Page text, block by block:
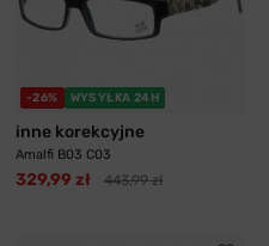
-26% WYSYŁKA 24H
inne korekcyjne
Amalfi B03 C03
329,99 zł 443,99 zł